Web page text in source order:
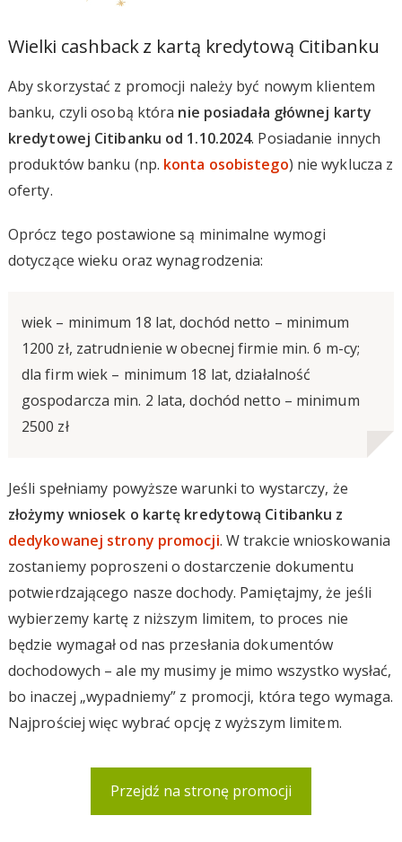
Wielki cashback z kartą kredytową Citibanku
Aby skorzystać z promocji należy być nowym klientem
banku, czyli osobą która nie posiadała głównej karty
kredytowej Citibanku od 1.10.2024. Posiadanie innych
produktów banku (np. konta osobistego) nie wyklucza z
oferty.
Oprócz tego postawione są minimalne wymogi
dotyczące wieku oraz wynagrodzenia:
wiek – minimum 18 lat, dochód netto – minimum
1200 zł, zatrudnienie w obecnej firmie min. 6 m-cy;
dla firm wiek – minimum 18 lat, działalność
gospodarcza min. 2 lata, dochód netto – minimum
2500 zł
Jeśli spełniamy powyższe warunki to wystarczy, że
złożymy wniosek o kartę kredytową Citibanku z
dedykowanej strony promocji. W trakcie wnioskowania
zostaniemy poproszeni o dostarczenie dokumentu
potwierdzającego nasze dochody. Pamiętajmy, że jeśli
wybierzemy kartę z niższym limitem, to proces nie
będzie wymagał od nas przesłania dokumentów
dochodowych – ale my musimy je mimo wszystko wysłać,
bo inaczej „wypadniemy” z promocji, która tego wymaga.
Najprościej więc wybrać opcję z wyższym limitem.
Przejdź na stronę promocji